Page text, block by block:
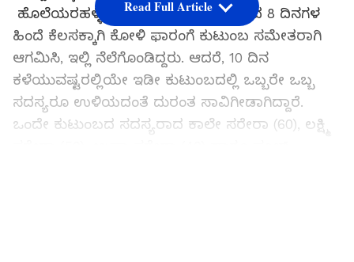
ಹೊಲೆಯರಹಳ್ಳಿಯಲ್ಲಿ ಘಟನೆ‌ ನಡೆದಿದೆ. ಕಳೆದ 8 ದಿನಗಳ
ಹಿಂದೆ ಕೆಲಸಕ್ಕಾಗಿ ಕೋಳಿ ಫಾರಂಗೆ ಕುಟುಂಬ ಸಮೇತರಾಗಿ
ಆಗಮಿಸಿ, ಇಲ್ಲಿ ನೆಲೆಗೊಂಡಿದ್ದರು. ಆದರೆ, 10 ದಿನ
ಕಳೆಯುವಷ್ಟರಲ್ಲಿಯೇ ಇಡೀ ಕುಟುಂಬದಲ್ಲಿ ಒಬ್ಬರೇ ಒಬ್ಬ
ಸದಸ್ಯರೂ ಉಳಿಯದಂತೆ ದುರಂತ ಸಾವಿಗೀಡಾಗಿದ್ದಾರೆ.
ಒಂದೇ ಕುಟುಂಬದ ಸದಸ್ಯರಾದ ಕಾಲೇ ಸರೇರಾ (60), ಲಕ್ಷ್ಮಿ
Read Full Article